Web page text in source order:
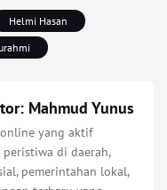
Helmi Hasan
Mahmud Yunus
yang aktif
di daerah,
pemerintahan lokal,